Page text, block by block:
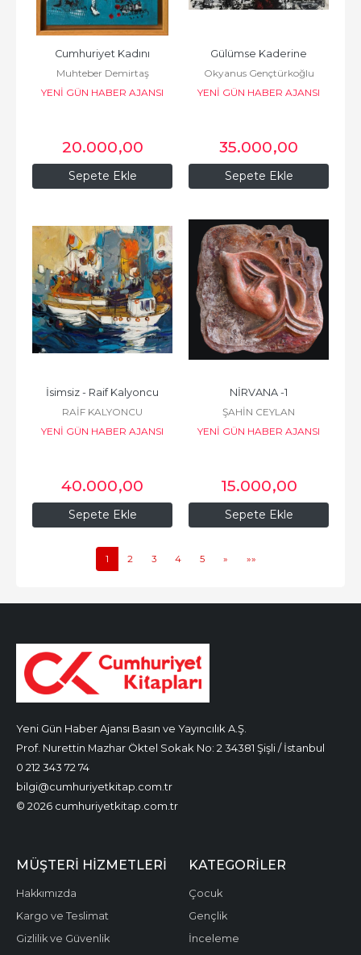
Sepete Ekle
Cumhuriyet Kadını
Muhteber Demirtaş
YENİ GÜN HABER AJANSI
20.000,00
Sepete Ekle
Gülümse Kaderine
Okyanus Gençtürkoğlu
YENİ GÜN HABER AJANSI
35.000,00
Sepete Ekle
İsimsiz - Raif Kalyoncu
RAİF KALYONCU
YENİ GÜN HABER AJANSI
40.000,00
Sepete Ekle
NİRVANA -1
ŞAHİN CEYLAN
YENİ GÜN HABER AJANSI
15.000,00
1 2 3 4 5 » »»
Yeni Gün Haber Ajansı Basın ve Yayıncılık A.Ş.
Prof. Nurettin Mazhar Öktel Sokak No: 2 34381 Şişli / İstanbul
0 212 343 72 74
bilgi@cumhuriyetkitap.com.tr
© 2026 cumhuriyetkitap.com.tr
MÜŞTERI HIZMETLERI
Hakkımızda
Kargo ve Teslimat
Gizlilik ve Güvenlik
KATEGORILER
Çocuk
Gençlik
İnceleme